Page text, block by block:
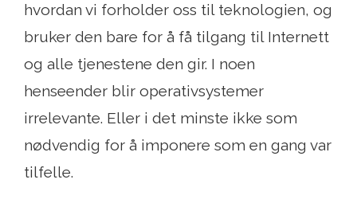
hvordan vi forholder oss til teknologien, og
bruker den bare for å få tilgang til Internett
og alle tjenestene den gir. I noen
henseender blir operativsystemer
irrelevante. Eller i det minste ikke som
nødvendig for å imponere som en gang var
tilfelle.